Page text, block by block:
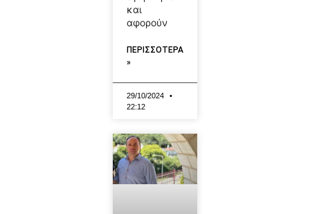
και
αφορούν
ΠΕΡΙΣΣΟΤΕΡΑ
»
29/10/2024
22:12